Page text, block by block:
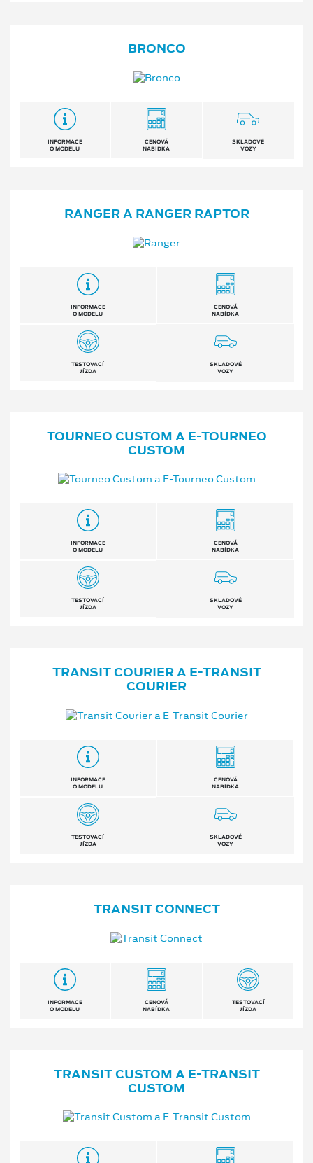
BRONCO
INFORMACE
O MODELU
CENOVÁ
NABÍDKA
SKLADOVÉ
VOZY
RANGER A RANGER RAPTOR
INFORMACE
O MODELU
CENOVÁ
NABÍDKA
TESTOVACÍ
JÍZDA
SKLADOVÉ
VOZY
TOURNEO CUSTOM A E⁠-⁠TOURNEO
CUSTOM
INFORMACE
O MODELU
CENOVÁ
NABÍDKA
TESTOVACÍ
JÍZDA
SKLADOVÉ
VOZY
TRANSIT COURIER A E⁠-⁠TRANSIT
COURIER
INFORMACE
O MODELU
CENOVÁ
NABÍDKA
TESTOVACÍ
JÍZDA
SKLADOVÉ
VOZY
TRANSIT CONNECT
INFORMACE
O MODELU
CENOVÁ
NABÍDKA
TESTOVACÍ
JÍZDA
TRANSIT CUSTOM A E⁠-⁠TRANSIT
CUSTOM